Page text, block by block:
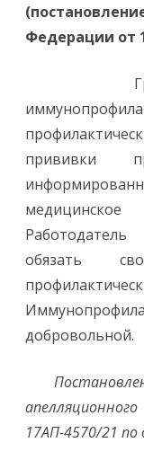
Федерации от
прививки
медицинское
обязать
добровольной.
17АП-4570/21